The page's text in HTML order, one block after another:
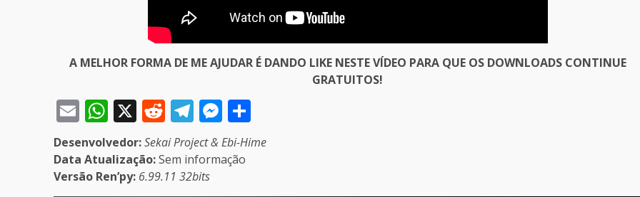
A MELHOR FORMA DE ME AJUDAR É DANDO LIKE NESTE VÍDEO PARA QUE OS DOWNLOADS CONTINUE
GRATUITOS!
EmailWhatsApp
X Reddit
Telegram
Messenger
Desenvolvedor:Sekai Project & Ebi-Hime
Data Atualização:Sem informação
Versão Ren’py: 6.99.11 32bits